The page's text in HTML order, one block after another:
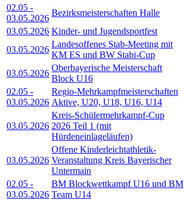
02.05 -
03.05.2026
Bezirksmeisterschaften Halle
03.05.2026 Kinder- und Jugendsportfest
03.05.2026
Landesoffenes Stab-Meeting mit
KM ES und BW Stabi-Cup
03.05.2026
Oberbayerische Meisterschaft
Block U16
02.05 -
03.05.2026
Regio-Mehrkampfmeisterschaften
Aktive, U20, U18, U16, U14
03.05.2026
Kreis-Schülermehrkampf-Cup
2026 Teil 1 (mit
Hürdeneinlageläufen)
03.05.2026
Offene Kinderleichtathletik-
Veranstaltung Kreis Bayerischer
Untermain
02.05 -
03.05.2026
BM Blockwettkampf U16 und BM
Team U14